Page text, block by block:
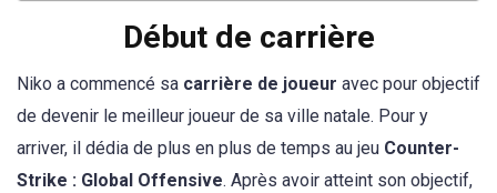
Début de carrière
Niko a commencé sa carrière de joueur avec pour objectif
de devenir le meilleur joueur de sa ville natale. Pour y
arriver, il dédia de plus en plus de temps au jeu Counter-
Strike : Global Offensive. Après avoir atteint son objectif,